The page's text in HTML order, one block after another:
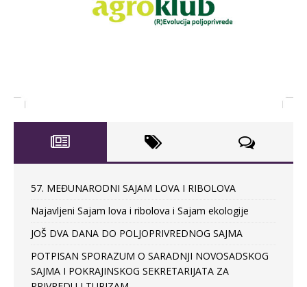
57. MEĐUNARODNI SAJAM LOVA I RIBOLOVA
Najavljeni Sajam lova i ribolova i Sajam ekologije
JOŠ DVA DANA DO POLJOPRIVREDNOG SAJMA
POTPISAN SPORAZUM O SARADNJI NOVOSADSKOG
SAJMA I POKRAJINSKOG SEKRETARIJATA ZA